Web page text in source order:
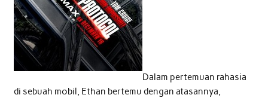
Dalam pertemuan rahasia
di sebuah mobil, Ethan bertemu dengan atasannya,